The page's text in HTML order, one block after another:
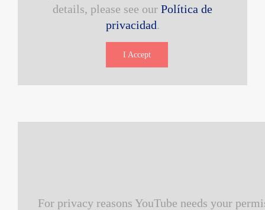
details, please see our Política de
privacidad.
I Accept
For privacy reasons YouTube needs your